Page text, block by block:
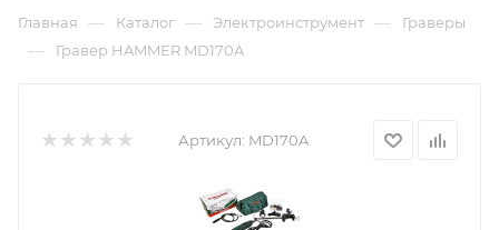
Главная — Каталог — Электроинструмент — Граверы
— Гравер HAMMER MD170A
Артикул: MD170A